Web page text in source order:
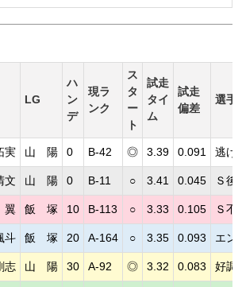
LG
ハ
ン
デ
現ラ
ンク
ス
タ
ー
ト
試走
タイ
ム
試走
偏差
選手
実 山 陽 0 B-42 ◎ 3.39 0.091 逃げ
文 山 陽 0 B-11 ○ 3.41 0.045 Ｓ後
飯 塚 10 B-113 ○ 3.33 0.105 Ｓ不
斗 飯 塚 20 A-164 ○ 3.35 0.093 エン
志 山 陽 30 A-92 ◎ 3.32 0.083 好調